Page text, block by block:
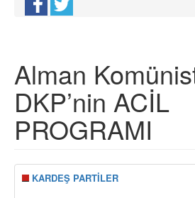
Alman
DKP’nin ACİL
PROGRAMI
KARDEŞ PARTİLER